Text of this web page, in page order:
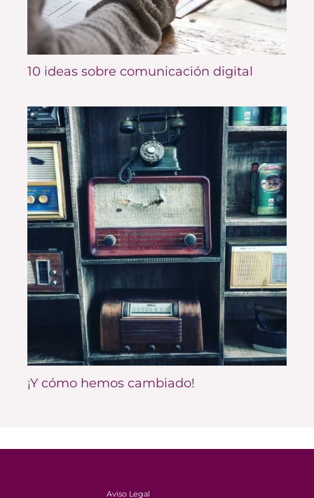
10 ideas sobre comunicación digital
¡Y cómo hemos cambiado!
Aviso Legal